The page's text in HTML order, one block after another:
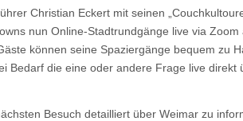
Christian Eckert mit seinen
nun Online-Stadtrundgänge live via Zoom
können seine Spaziergänge bequem zu
Bedarf die eine oder andere Frage live direkt
Besuch detailliert über Weimar zu